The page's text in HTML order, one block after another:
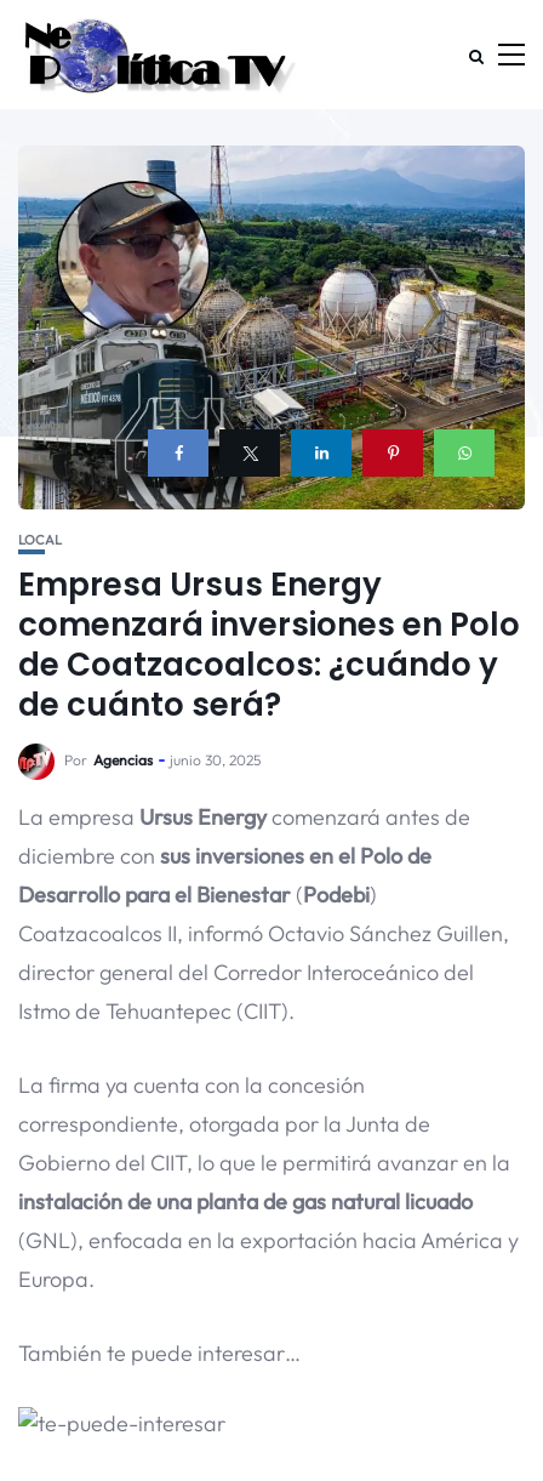
LOCAL
Empresa Ursus Energy
comenzará inversiones en Polo
de Coatzacoalcos: ¿cuándo y
de cuánto será?
Por Agencias junio 30, 2025
La empresa Ursus Energycomenzará antes de
diciembre con sus inversiones en el Polo de
Desarrollo para el Bienestar (Podebi)
Coatzacoalcos II, informó Octavio Sánchez Guillen,
director general del Corredor Interoceánico del
Istmo de Tehuantepec (CIIT).
La firma ya cuenta con la concesión
correspondiente, otorgada por la Junta de
Gobierno del CIIT, lo que le permitirá avanzar en la
instalación de una planta de gas natural licuado
(GNL), enfocada en la exportación hacia América y
Europa.
También te puede interesar…